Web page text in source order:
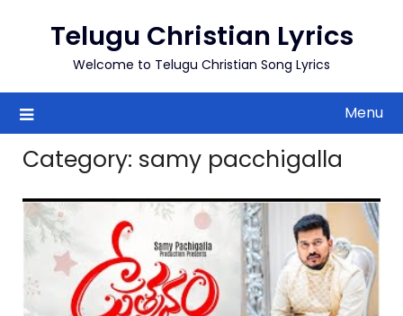
Telugu Christian Lyrics
Welcome to Telugu Christian Song Lyrics
Menu
Category: samy pacchigalla